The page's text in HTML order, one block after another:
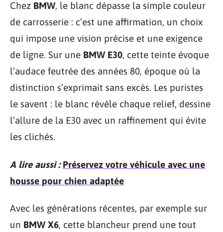
Chez BMW, le blanc dépasse la simple couleur
de carrosserie : c’est une affirmation, un choix
qui impose une vision précise et une exigence
de ligne. Sur une BMW E30, cette teinte évoque
l’audace feutrée des années 80, époque où la
distinction s’exprimait sans excès. Les puristes
le savent : le blanc révèle chaque relief, dessine
l’allure de la E30 avec un raffinement qui évite
les clichés.
A lire aussi : Préservez votre véhicule avec une
housse pour chien adaptée
Avec les générations récentes, par exemple sur
un BMW X6, cette blancheur prend une tout